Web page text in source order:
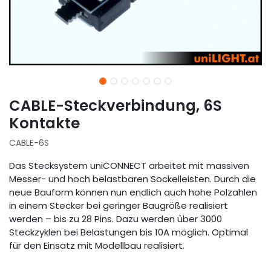
CABLE-Steckverbindung, 6S
Kontakte
CABLE-6S
Das Stecksystem uniCONNECT arbeitet mit massiven
Messer- und hoch belastbaren Sockelleisten. Durch die
neue Bauform können nun endlich auch hohe Polzahlen
in einem Stecker bei geringer Baugröße realisiert
werden – bis zu 28 Pins. Dazu werden über 3000
Steckzyklen bei Belastungen bis 10A möglich. Optimal
für den Einsatz mit Modellbau realisiert.